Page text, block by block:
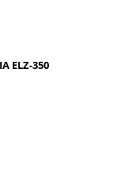
ELZ-350